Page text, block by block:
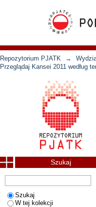
Repozytorium PJATK →
Przeglądaj Kansei 2011 według
Szukaj
Szukaj
W tej kolekcji